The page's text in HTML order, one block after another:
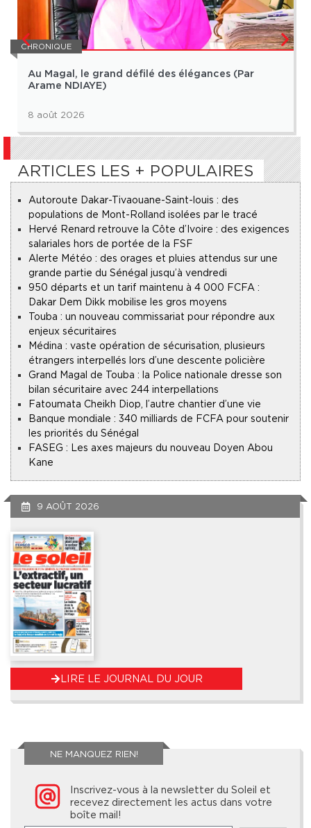
CHRONIQUE
Au Magal, le grand défilé des élégances (Par
Arame NDIAYE)
8 août 2026
ARTICLES LES + POPULAIRES
Autoroute Dakar-Tivaouane-Saint-louis : des
populations de Mont-Rolland isolées par le tracé
Hervé Renard retrouve la Côte d’Ivoire : des exigences
salariales hors de portée de la FSF
Alerte Météo : des orages et pluies attendus sur une
grande partie du Sénégal jusqu’à vendredi
950 départs et un tarif maintenu à 4 000 FCFA :
Dakar Dem Dikk mobilise les gros moyens
Touba : un nouveau commissariat pour répondre aux
enjeux sécuritaires
Médina : vaste opération de sécurisation, plusieurs
étrangers interpellés lors d’une descente policière
Grand Magal de Touba : la Police nationale dresse son
bilan sécuritaire avec 244 interpellations
Fatoumata Cheikh Diop, l’autre chantier d’une vie
Banque mondiale : 340 milliards de FCFA pour soutenir
les priorités du Sénégal
FASEG : Les axes majeurs du nouveau Doyen Abou
Kane
9 AOÛT 2026
LIRE LE JOURNAL DU JOUR
NE MANQUEZ RIEN!
Inscrivez-vous à la newsletter du Soleil et
recevez directement les actus dans votre
boîte mail!